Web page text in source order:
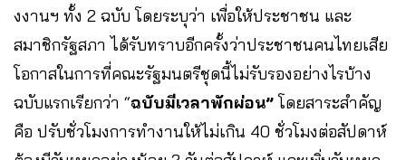
งงานฯ ทั้ง 2 ฉบับ โดยระบุว่า เพื่อให้ประชาชน และ
สมาชิกรัฐสภา ได้รับทราบอีกครั้งว่าประชาชนคนไทยเสีย
โอกาสในการที่คณะรัฐมนตรีชุดนี้ไม่รับรองอย่างไรบ้าง
ฉบับแรกเรียกว่า “ฉบับมีเวลาพักผ่อน”โดยสาระสำคัญ
คือ ปรับชั่วโมงการทำงานให้ไม่เกิน 40 ชั่วโมงต่อสัปดาห์